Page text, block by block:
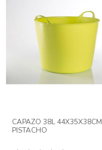
CAPAZO 38L 44X35X38CM
PISTACHO